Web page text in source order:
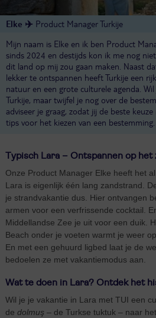
Elke ✈️ Product Manager Turkije
Mijn naam is Elke en ik ben Product
sinds 2024 en destijds kon ik me nog
dit land op mij zou gaan maken. Naast
lekker te ontspannen heeft Turkije een
natuur en een grote culturele agenda.
Turkije, maar twijfel je nog over de
adviseer je graag, zodat jij de beste
tips voor het kiezen van een bestemming.
Typisch Lara – Ontspannen op het
Onze Product Manager Elke heeft het
Lara is eigenlijk één lang zandstrand.
je strandvakantie dus. Hier ontvangen
armen voor een verfrissende cocktail.
Middellandse Zee je uit voor een duik.
Beach onder je voeten warmt je weer
En met een gehuurd ligbed laat je de
bedoelen ze met vakantiemodus aan.
Wat te doen in Lara? Ontdek het
Wil je je vakantie in Lara met TUI een
de dolmuş – de Turkse tuktuk – naar